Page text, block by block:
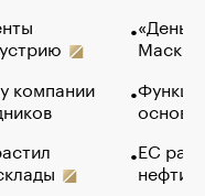
компании
Маск в
основ
ЕС
нефти